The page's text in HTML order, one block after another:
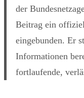
der
Beitrag ein
eingebunden. Er
Informationen
fortlaufende,